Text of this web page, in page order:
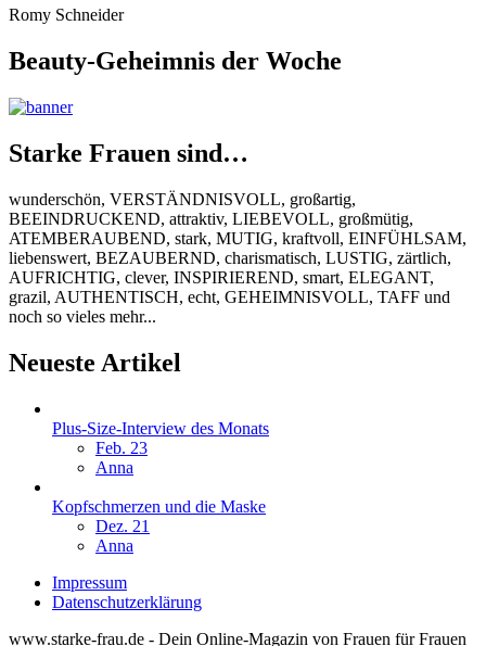
Romy Schneider
Beauty-Geheimnis der Woche
Starke Frauen sind…
wunderschön, VERSTÄNDNISVOLL, großartig,
BEEINDRUCKEND, attraktiv, LIEBEVOLL, großmütig,
ATEMBERAUBEND, stark, MUTIG, kraftvoll, EINFÜHLSAM,
liebenswert, BEZAUBERND, charismatisch, LUSTIG, zärtlich,
AUFRICHTIG, clever, INSPIRIEREND, smart, ELEGANT,
grazil, AUTHENTISCH, echt, GEHEIMNISVOLL, TAFF und
noch so vieles mehr...
Neueste Artikel
Plus-Size-Interview des Monats
Feb. 23
Anna
Kopfschmerzen und die Maske
Dez. 21
Anna
Impressum
Datenschutzerklärung
www.starke-frau.de - Dein Online-Magazin von Frauen für Frauen